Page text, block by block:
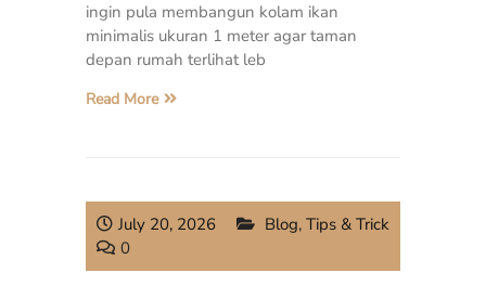
ingin pula membangun kolam ikan
minimalis ukuran 1 meter agar taman
depan rumah terlihat leb
Read More
July 20, 2026 Blog, Tips & Trick
0